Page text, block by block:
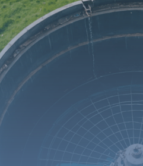
7 août 2025